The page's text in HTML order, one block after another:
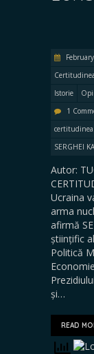
Istorie
1
SERGHEI
Autor:
Ucraina
arma
afirmă
științific
Politică
și…
READ